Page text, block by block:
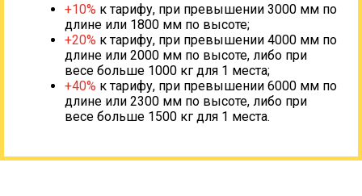
+10% к тарифу, при превышении 3000 мм по
длине или 1800 мм по высоте;
+20% к тарифу, при превышении 4000 мм по
длине или 2000 мм по высоте, либо при
весе больше 1000 кг для 1 места;
+40% к тарифу, при превышении 6000 мм по
длине или 2300 мм по высоте, либо при
весе больше 1500 кг для 1 места.